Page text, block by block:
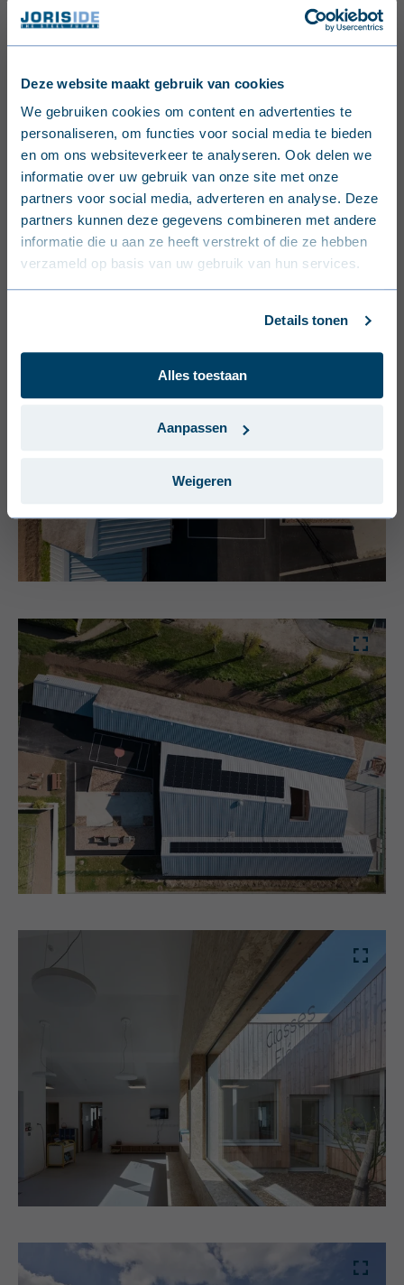
Deze website maakt gebruik van cookies
We gebruiken cookies om content en advertenties te
personaliseren, om functies voor social media te bieden
en om ons websiteverkeer te analyseren. Ook delen we
informatie over uw gebruik van onze site met onze
partners voor social media, adverteren en analyse. Deze
partners kunnen deze gegevens combineren met andere
informatie die u aan ze heeft verstrekt of die ze hebben
verzameld op basis van uw gebruik van hun services.
Details tonen
Alles toestaan
Aanpassen
Weigeren
English (United Kingdom)
Nederlands (België)
Français (Belgique)
Nederlands (Nederland)
Deutsch (Deutschland)
Svenska (Sverige)
Português (Portugal)